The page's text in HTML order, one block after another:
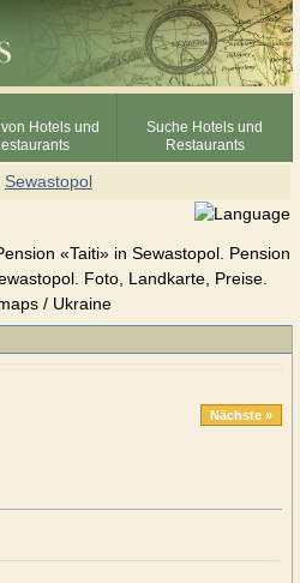
von Hotels und
Suche Hotels und
Restaurants
Sewastopol
«Taiti» in Sewastopol. Pension
Foto, Landkarte, Preise.
/ Ukraine
Nächste »